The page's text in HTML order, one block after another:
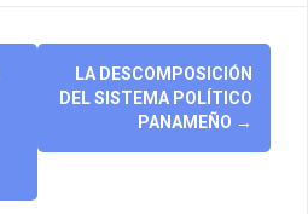
LA DESCOMPOSICIÓN
DEL SISTEMA POLÍTICO
PANAMEÑO →